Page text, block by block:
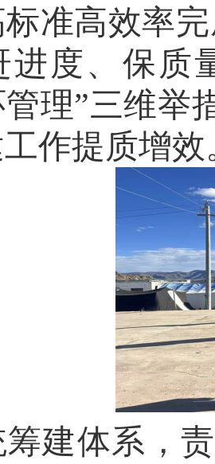
准高效率
进度、保质
理”三维举
作提质增效
筹建体系，